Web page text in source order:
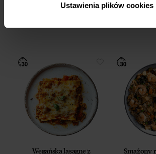
Ustawienia plików cookies
Tofu w cytrynowym sosie Kurczak
Wegańska lasagne z
Smażony